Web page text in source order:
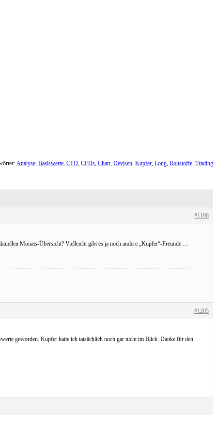
Analyse, Basiswerte, CFD, CFDs, Chart, Devisen, Kupfer, Long, Rohstoffe, Trading
#1196
Monats-Übersicht? Vielleicht gibt es ja noch andere „Kupfer“-Freunde …
#1205
geworden. Kupfer hatte ich tatsächlich noch gar nicht im Blick. Danke für den